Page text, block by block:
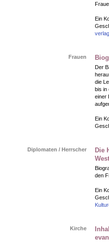
Ein
Frauen
Der
die
bis in
einer
Ein
Diplomaten / Herrscher
Die
den
Ein
Kirche